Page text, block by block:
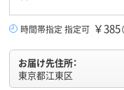
時間帯指定 指定可 ￥385
お届け先住所：
東京都江東区